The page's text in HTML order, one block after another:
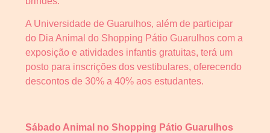
A Universidade de Guarulhos, além de participar
do Dia Animal do Shopping Pátio Guarulhos com a
exposição e atividades infantis gratuitas, terá um
posto para inscrições dos vestibulares, oferecendo
descontos de 30% a 40% aos estudantes.
Sábado Animal no Shopping Pátio Guarulhos